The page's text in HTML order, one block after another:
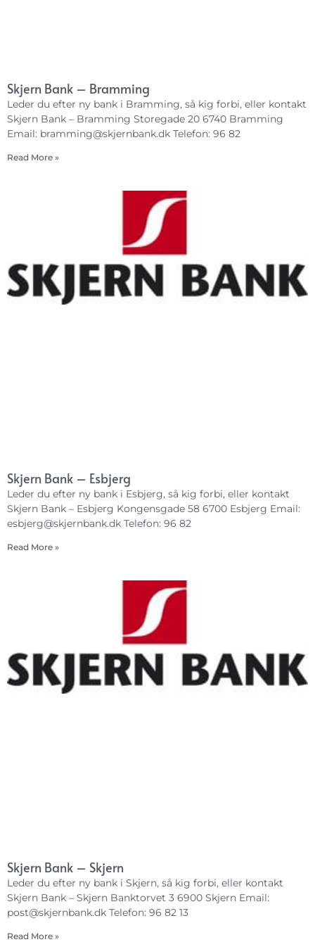
Skjern Bank – Bramming
Leder du efter ny bank i Bramming, så kig forbi, eller kontakt
Skjern Bank – Bramming Storegade 20 6740 Bramming
Email: bramming@skjernbank.dk Telefon: 96 82
Read More »
Skjern Bank – Esbjerg
Leder du efter ny bank i Esbjerg, så kig forbi, eller kontakt
Skjern Bank – Esbjerg Kongensgade 58 6700 Esbjerg Email:
esbjerg@skjernbank.dk Telefon: 96 82
Read More »
Skjern Bank – Skjern
Leder du efter ny bank i Skjern, så kig forbi, eller kontakt
Skjern Bank – Skjern Banktorvet 3 6900 Skjern Email:
post@skjernbank.dk Telefon: 96 82 13
Read More »